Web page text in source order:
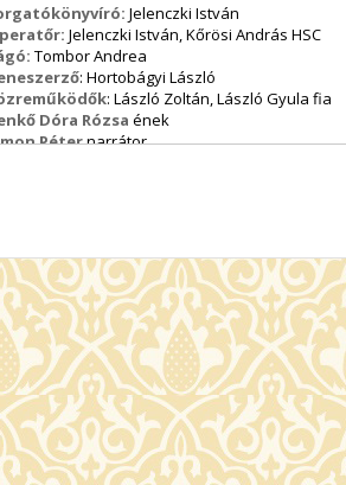
Jelenczki István
Jelenczki István, Kőrösi András HSC
Tombor Andrea
: Hortobágyi László
: László Zoltán, László Gyula fia
Dóra Rózsa ének
Péternarrátor